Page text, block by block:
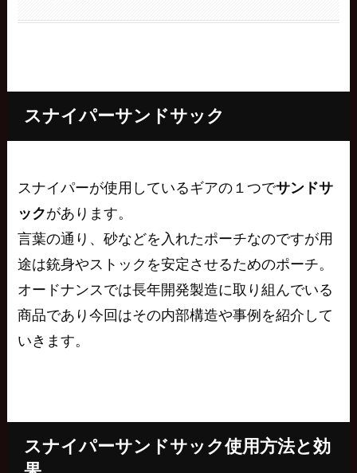
スナイパーサンドサック
スナイパーが使用しているギアの１つでサンドサ
ックがあります。
言葉の通り、砂などを入れたポーチなのですが用
途は銃身やストックを安定させるためのポーチ。
オードナンスでは長年開発製造に取り組んでいる
商品であり今回はその内部構造や事例を紹介して
いきます。
スナイパーサンドサック使用方法と効